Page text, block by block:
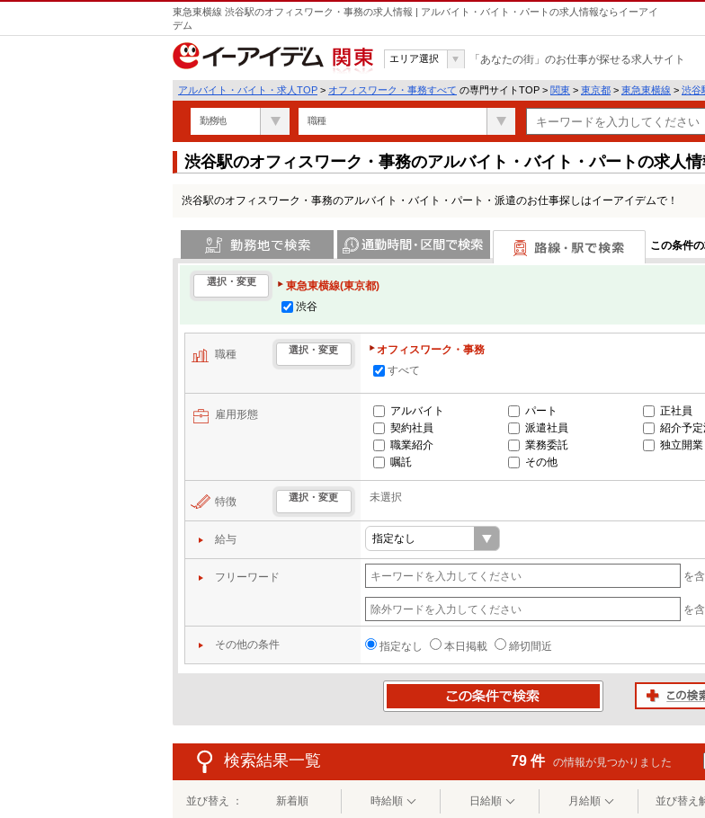
東急東横線 渋谷駅のオフィスワーク・事務の求人情報 | アルバイト・バイト・パートの求人情報ならイーアイ
デム
関東
エリア選択 「あなたの街」のお仕事が探せる求人サイト
アルバイト・バイト・求人TOP > オフィスワーク・事務すべて の専門サイトTOP > 関東 > 東京都 > 東急東横線 > 渋谷
勤務地 職種
渋谷駅のオフィスワーク・事務のアルバイト・バイト・パートの求人
渋谷駅のオフィスワーク・事務のアルバイト・バイト・パート・派遣のお仕事探しはイーアイデムで！
この条件
選択・変更
東急東横線(東京都)
渋谷
職種 選択・変更
オフィスワーク・事務
すべて
雇用形態 アルバイト パート
正社員
契約社員
派遣社員
紹介予定
職業紹介
業務委託
独立開業
嘱託
その他
特徴 選択・変更 未選択
給与
フリーワード を
を
その他の条件 指定なし 本日掲載 締切間近
検索結果一覧 79 件 の情報が見つかりました
並び替え ： 新着順 時給順 日給順 月給順 並び替え